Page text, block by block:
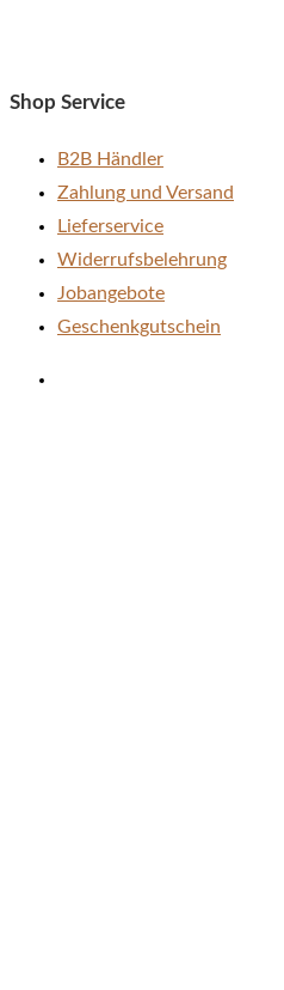
Shop Service
B2B Händler
Zahlung und Versand
Lieferservice
Widerrufsbelehrung
Jobangebote
Geschenkgutschein